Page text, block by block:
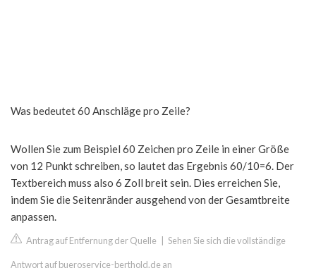
Was bedeutet 60 Anschläge pro Zeile?
Wollen Sie zum Beispiel 60 Zeichen pro Zeile in einer Größe
von 12 Punkt schreiben, so lautet das Ergebnis 60/10=6. Der
Textbereich muss also 6 Zoll breit sein. Dies erreichen Sie,
indem Sie die Seitenränder ausgehend von der Gesamtbreite
anpassen.
Antrag auf Entfernung der Quelle Sehen Sie sich die vollständige
Antwort auf bueroservice-berthold.de an